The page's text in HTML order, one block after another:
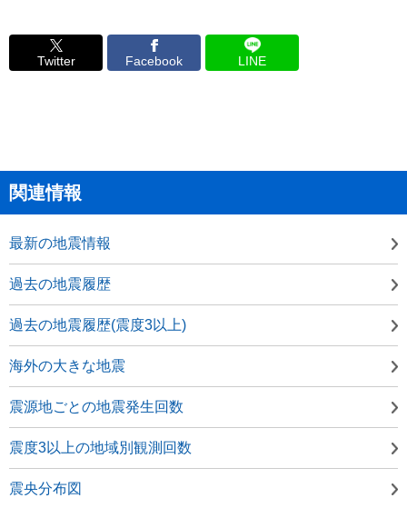
Twitter Facebook LINE
関連情報
最新の地震情報
過去の地震履歴
過去の地震履歴(震度3以上)
海外の大きな地震
震源地ごとの地震発生回数
震度3以上の地域別観測回数
震央分布図